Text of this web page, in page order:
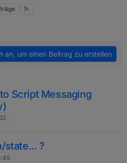
an, um einen Beitrag zu erstellen
Script Messaging
state... ?